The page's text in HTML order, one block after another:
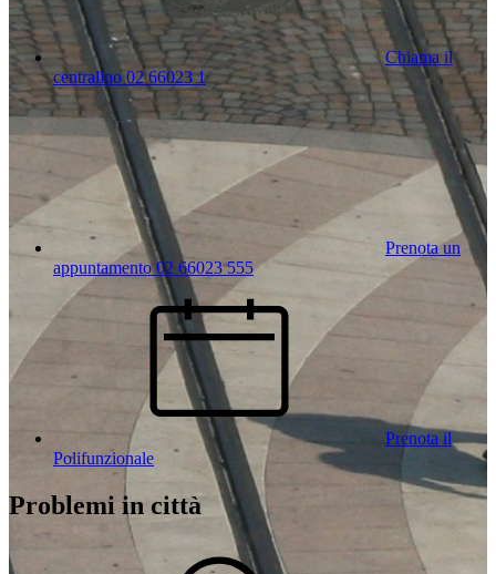
Chiama il
centralino 02 66023 1
Prenota un
appuntamento 02 66023 555
Prenota il
Polifunzionale
Problemi in città